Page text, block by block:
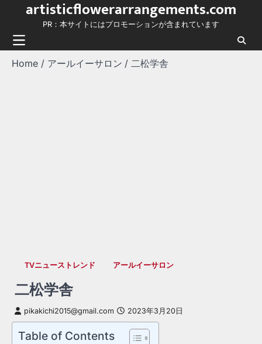
content
artisticflowerarrangements.com
PR：本サイトにはプロモーションが含まれています
Home アールイーサロン 二松学舎
TVニューストレンド アールイーサロン
二松学舎
pikakichi2015@gmail.com 2023年3月20日
Table of Contents